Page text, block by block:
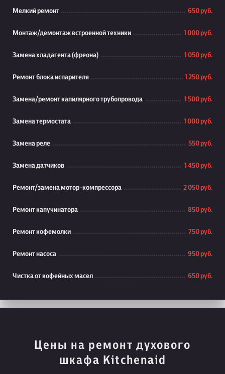
Мелкий ремонт 650 руб.
Монтаж/демонтаж встроенной техники 1 000 руб.
Замена хладагента (фреона) 1 050 руб.
Ремонт блока испарителя 1 250 руб.
Замена/ремонт капилярного трубопровода 1 500 руб.
Замена термостата 1 000 руб.
Замена реле 550 руб.
Замена датчиков 1 450 руб.
Ремонт/замена мотор-компрессора 2 050 руб.
Ремонт капучинатора 850 руб.
Ремонт кофемолки 750 руб.
Ремонт насоса 950 руб.
Чистка от кофейных масел 650 руб.
Цены на ремонт духового
шкафа Kitchenaid